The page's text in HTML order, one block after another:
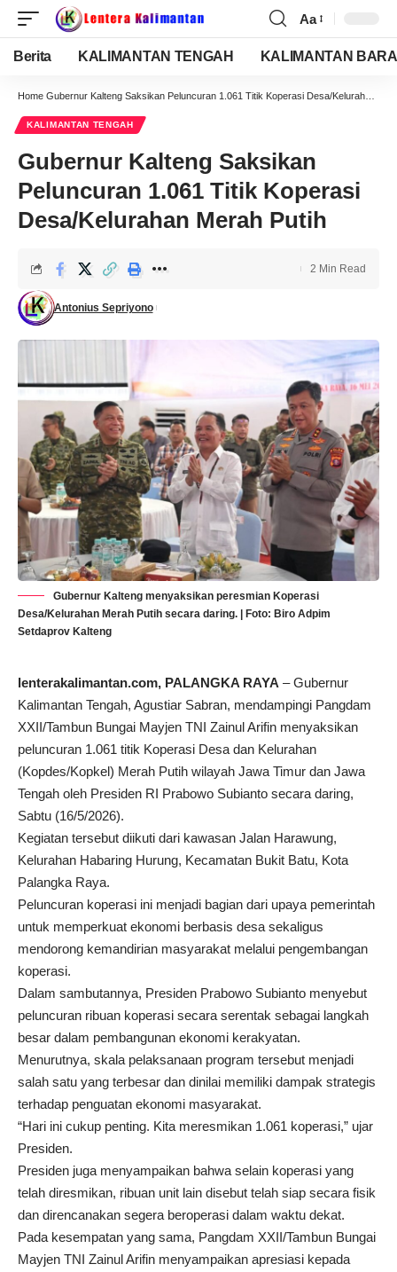
Aa
Berita KALIMANTAN TENGAH KALIMANTAN
Home Gubernur Kalteng Saksikan Peluncuran 1.061 Titik Koperasi Desa/Kelurahan Merah Putih
KALIMANTAN TENGAH
Gubernur Kalteng Saksikan
Peluncuran 1.061 Titik Koperasi
Desa/Kelurahan Merah Putih
Antonius Sepriyono
2 Min Read
Gubernur Kalteng menyaksikan peresmian Koperasi
Desa/Kelurahan Merah Putih secara daring. | Foto: Biro Adpim
Setdaprov Kalteng
lenterakalimantan.com, PALANGKA RAYA – Gubernur
Kalimantan Tengah, Agustiar Sabran, mendampingi Pangdam
XXII/Tambun Bungai Mayjen TNI Zainul Arifin menyaksikan
peluncuran 1.061 titik Koperasi Desa dan Kelurahan
(Kopdes/Kopkel) Merah Putih wilayah Jawa Timur dan Jawa
Tengah oleh Presiden RI Prabowo Subianto secara daring,
Sabtu (16/5/2026).
Kegiatan tersebut diikuti dari kawasan Jalan Harawung,
Kelurahan Habaring Hurung, Kecamatan Bukit Batu, Kota
Palangka Raya.
Peluncuran koperasi ini menjadi bagian dari upaya pemerintah
untuk memperkuat ekonomi berbasis desa sekaligus
mendorong kemandirian masyarakat melalui pengembangan
koperasi.
Dalam sambutannya, Presiden Prabowo Subianto menyebut
peluncuran ribuan koperasi secara serentak sebagai langkah
besar dalam pembangunan ekonomi kerakyatan.
Menurutnya, skala pelaksanaan program tersebut menjadi
salah satu yang terbesar dan dinilai memiliki dampak strategis
terhadap penguatan ekonomi masyarakat.
“Hari ini cukup penting. Kita meresmikan 1.061 koperasi,” ujar
Presiden.
Presiden juga menyampaikan bahwa selain koperasi yang
telah diresmikan, ribuan unit lain disebut telah siap secara fisik
dan direncanakan segera beroperasi dalam waktu dekat.
Pada kesempatan yang sama, Pangdam XXII/Tambun Bungai
Mayjen TNI Zainul Arifin menyampaikan apresiasi kepada